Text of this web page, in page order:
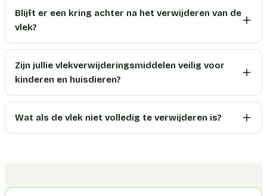
Blijft er een kring achter na het verwijderen van de
vlek?
Zijn jullie vlekverwijderingsmiddelen veilig voor
kinderen en huisdieren?
Wat als de vlek niet volledig te verwijderen is?